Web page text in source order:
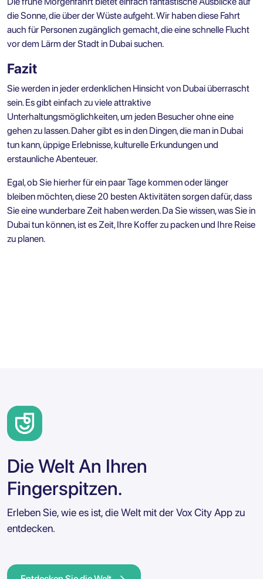
die Sonne, die über der Wüste aufgeht. Wir haben diese Fahrt
auch für Personen zugänglich gemacht, die eine schnelle Flucht
vor dem Lärm der Stadt in Dubai suchen.
Fazit
Sie werden in jeder erdenklichen Hinsicht von Dubai überrascht
sein. Es gibt einfach zu viele attraktive
Unterhaltungsmöglichkeiten, um jeden Besucher ohne eine
gehen zu lassen. Daher gibt es in den Dingen, die man in Dubai
tun kann, üppige Erlebnisse, kulturelle Erkundungen und
erstaunliche Abenteuer.
Egal, ob Sie hierher für ein paar Tage kommen oder länger
bleiben möchten, diese 20 besten Aktivitäten sorgen dafür, dass
Sie eine wunderbare Zeit haben werden. Da Sie wissen, was Sie in
Dubai tun können, ist es Zeit, Ihre Koffer zu packen und Ihre Reise
zu planen.
Die Welt An Ihren
Fingerspitzen.
Erleben Sie, wie es ist, die Welt mit der Vox City App zu
entdecken.